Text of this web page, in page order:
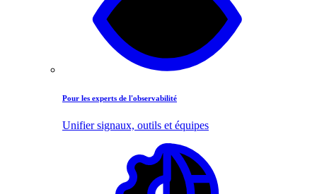
Pour les experts de l'observabilité
Unifier signaux, outils et équipes